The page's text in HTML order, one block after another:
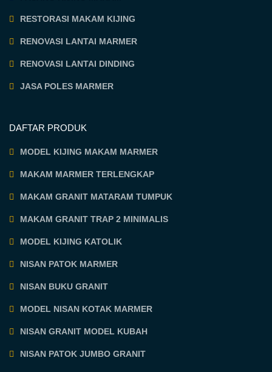
RESTORASI MAKAM KIJING
RENOVASI LANTAI MARMER
RENOVASI LANTAI DINDING
JASA POLES MARMER
DAFTAR PRODUK
MODEL KIJING MAKAM MARMER
MAKAM MARMER TERLENGKAP
MAKAM GRANIT MATARAM TUMPUK
MAKAM GRANIT TRAP 2 MINIMALIS
MODEL KIJING KATOLIK
NISAN PATOK MARMER
NISAN BUKU GRANIT
MODEL NISAN KOTAK MARMER
NISAN GRANIT MODEL KUBAH
NISAN PATOK JUMBO GRANIT